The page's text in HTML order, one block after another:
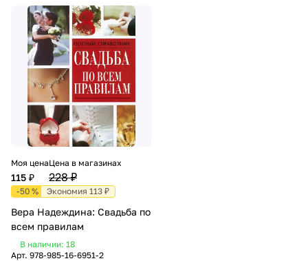
Моя цена
115 ₽
Цена в магазинах
228 ₽
-50 % Экономия 113 ₽
Вера Надеждина: Свадьба по
всем правилам
В наличии: 18
Арт. 978-985-16-6951-2